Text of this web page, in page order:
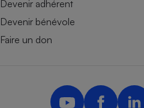
Devenir adhérent
Devenir bénévole
Faire un don